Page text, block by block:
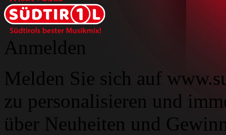
Anmelden
Melden Sie sich auf
zu personalisieren und
über Neuheiten und